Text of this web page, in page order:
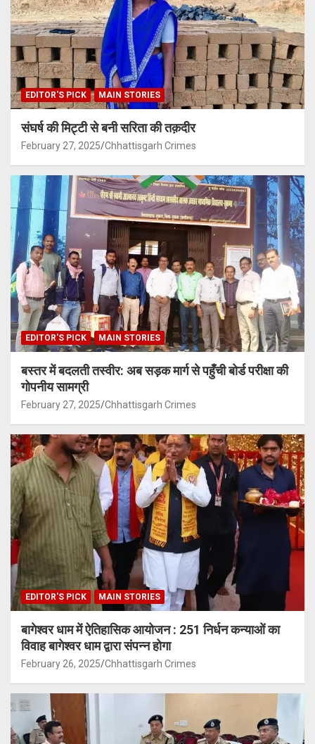
EDITOR'S PICK MAIN STORIES
संघर्ष की मिट्टी से बनी सरिता की तक़दीर
February 27, 2025 Chhattisgarh Crimes
EDITOR'S PICK MAIN STORIES
बस्तर में बदलती तस्वीर: अब सड़क मार्ग से पहुँची बोर्ड परीक्षा की
गोपनीय सामग्री
February 27, 2025 Chhattisgarh Crimes
EDITOR'S PICK MAIN STORIES
बागेश्वर धाम में ऐतिहासिक आयोजन : 251 निर्धन कन्याओं का
विवाह बागेश्वर धाम द्वारा संपन्न होगा
February 26, 2025 Chhattisgarh Crimes